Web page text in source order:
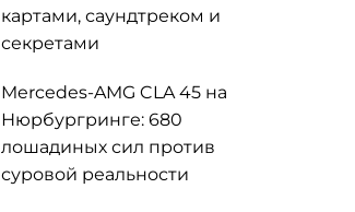
картами, саундтреком и
секретами
Mercedes-AMG CLA 45 на
Нюрбургринге: 680
лошадиных сил против
суровой реальности